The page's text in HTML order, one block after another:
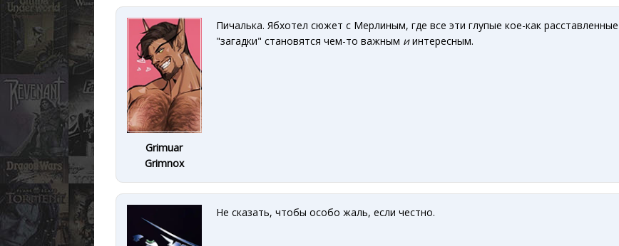
Grimuar
Grimnox
Пичалька. Ябхотел сюжет с Мерлиным, где все эти глупые кое-как расставленные
"загадки" становятся чем-то важным иинтересным.
Не сказать, чтобы особо жаль, если честно.